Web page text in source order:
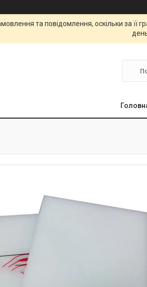
та повідомлення, оскільки за